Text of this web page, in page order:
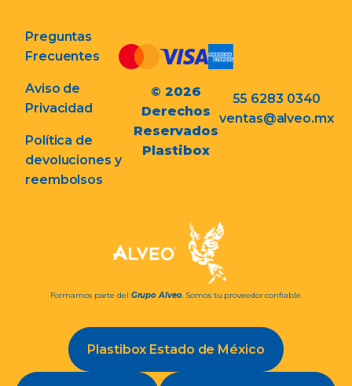
Preguntas
Frecuentes
Aviso de
Privacidad
Política de
devoluciones y
reembolsos
© 2026
Derechos
Reservados
Plastibox
55 6283 0340
ventas@alveo.mx
Formamos parte del Grupo Alveo. Somos tu proveedor confiable.
Plastibox Estado de México